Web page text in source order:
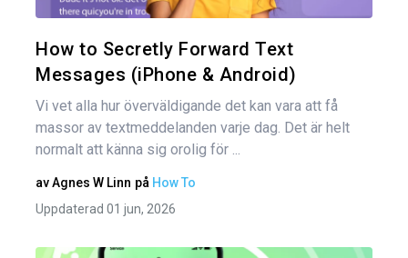
How to Secretly Forward Text
Messages (iPhone & Android)
Vi vet alla hur överväldigande det kan vara att få
massor av textmeddelanden varje dag. Det är helt
normalt att känna sig orolig för ...
avAgnes W Linn på How To
Uppdaterad 01 jun, 2026